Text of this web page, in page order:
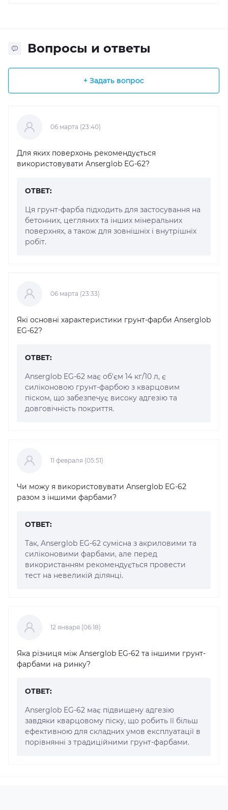
Вопросы и ответы
+ Задать вопрос
06 марта (23:40)
Для яких поверхонь рекомендується
використовувати Anserglob EG-62?
ОТВЕТ:
Ця грунт-фарба підходить для застосування на
бетонних, цегляних та інших мінеральних
поверхнях, а також для зовнішніх і внутрішніх
робіт.
06 марта (23:33)
Які основні характеристики грунт-фарби Anserglob
EG-62?
ОТВЕТ:
Anserglob EG-62 має об'єм 14 кг/10 л, є
силіконовою грунт-фарбою з кварцовим
піском, що забезпечує високу адгезію та
довговічність покриття.
11 февраля (05:51)
Чи можу я використовувати Anserglob EG-62
разом з іншими фарбами?
ОТВЕТ:
Так, Anserglob EG-62 сумісна з акриловими та
силіконовими фарбами, але перед
використанням рекомендується провести
тест на невеликій ділянці.
12 января (06:18)
Яка різниця між Anserglob EG-62 та іншими грунт-
фарбами на ринку?
ОТВЕТ:
Anserglob EG-62 має підвищену адгезію
завдяки кварцовому піску, що робить її більш
ефективною для складних умов експлуатації в
порівнянні з традиційними грунт-фарбами.